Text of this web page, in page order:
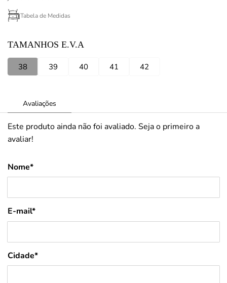
Tabela de Medidas
TAMANHOS E.V.A
38 39 40 41 42
Avaliações
Este produto ainda não foi avaliado. Seja o primeiro a
avaliar!
Nome*
E-mail*
Cidade*